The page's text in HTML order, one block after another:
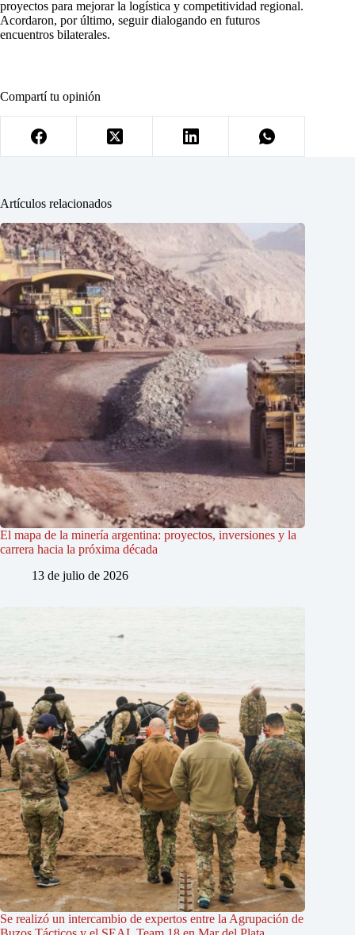
proyectos para mejorar la logística y competitividad regional.
Acordaron, por último, seguir dialogando en futuros
encuentros bilaterales.
Compartí tu opinión
Artículos relacionados
El mapa de la minería argentina: proyectos, inversiones y la
carrera hacia la próxima década
13 de julio de 2026
Se realizó un intercambio de expertos entre la Agrupación de